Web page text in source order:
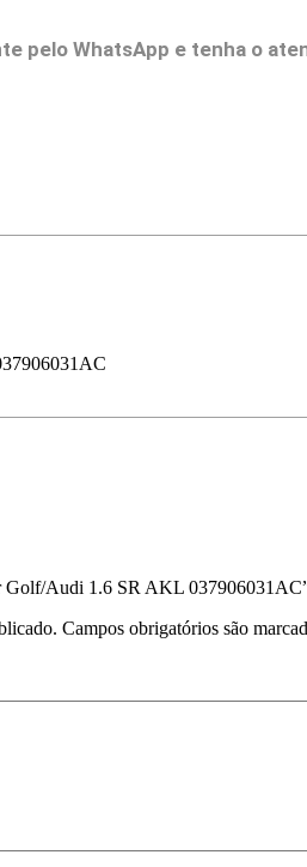
pelo WhatsApp e tenha o
Golf/Audi 1.6 SR AKL
Campos obrigatórios são